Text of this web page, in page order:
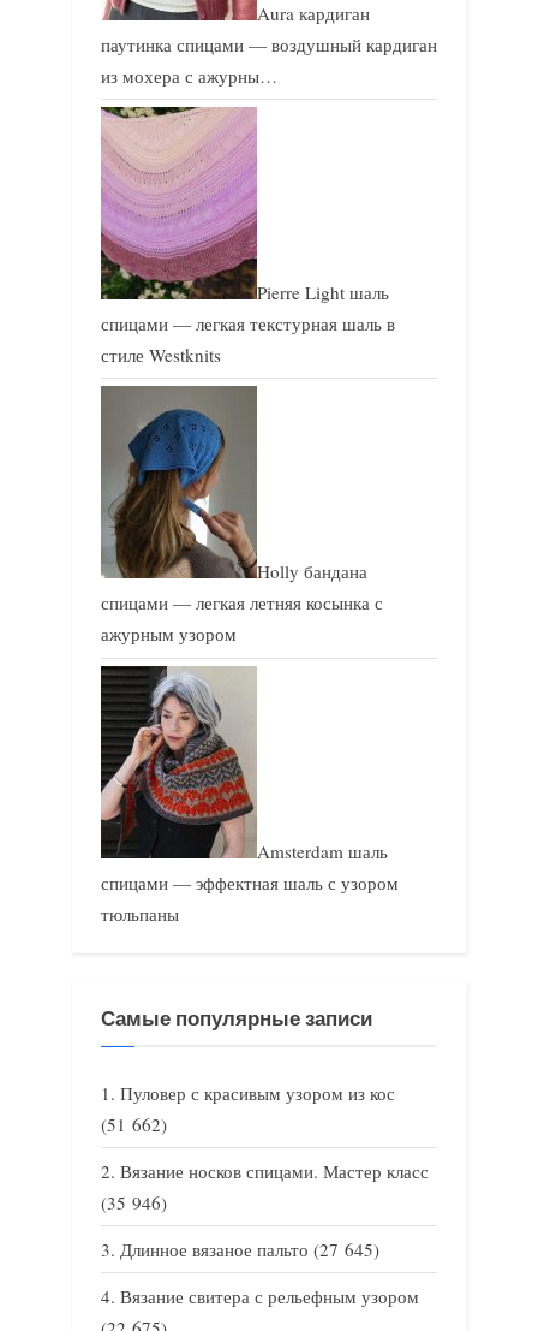
Aura кардиган
паутинка спицами — воздушный кардиган
из мохера с ажурны…
Pierre Light шаль
спицами — легкая текстурная шаль в
стиле Westknits
Holly бандана
спицами — легкая летняя косынка с
ажурным узором
Amsterdam шаль
спицами — эффектная шаль с узором
тюльпаны
Самые популярные записи
Пуловер с красивым узором из кос
(51 662)
Вязание носков спицами. Мастер класс
(35 946)
Длинное вязаное пальто (27 645)
Вязание свитера с рельефным узором